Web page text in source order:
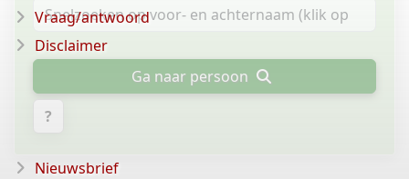
Ga naar persoon
?
Vraag/antwoord
Disclaimer
Nieuwsbrief